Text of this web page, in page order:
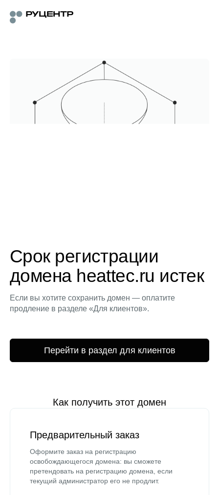
Срок регистрации
домена heattec.ru истек
Если вы хотите сохранить домен — оплатите
продление в разделе «Для клиентов».
Перейти в раздел для клиентов
Как получить этот домен
Предварительный заказ
Оформите заказ на регистрацию
освобождающегося домена: вы сможете
претендовать на регистрацию домена, если
текущий администратор его не продлит.